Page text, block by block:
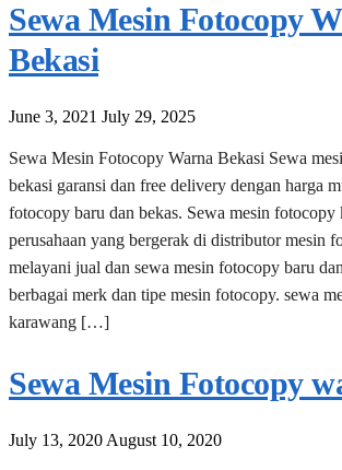
Sewa Mesin Fotocopy
Bekasi
June 3, 2021 July 29, 2025
Sewa Mesin Fotocopy Warna Bekasi Sewa
bekasi garansi dan free delivery dengan harga
fotocopy baru dan bekas. Sewa mesin fotocopy
perusahaan yang bergerak di distributor mesin
melayani jual dan sewa mesin fotocopy baru
berbagai merk dan tipe mesin fotocopy. sewa
karawang […]
Sewa Mesin Fotocopy
July 13, 2020 August 10, 2020